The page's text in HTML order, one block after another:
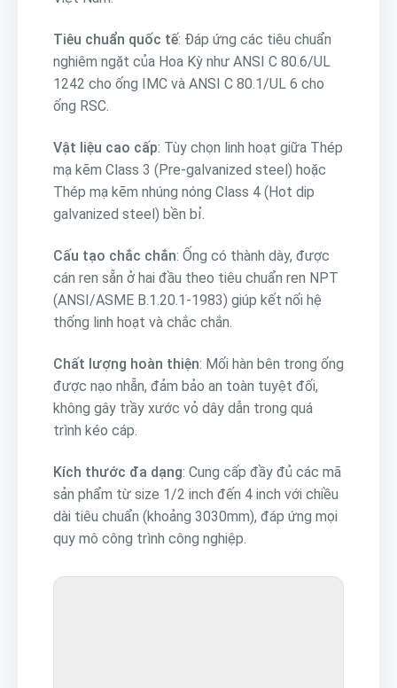
Tiêu chuẩn quốc tế: Đáp ứng các tiêu chuẩn
nghiêm ngặt của Hoa Kỳ như ANSI C 80.6/UL
1242 cho ống IMC và ANSI C 80.1/UL 6 cho
ống RSC.
Vật liệu cao cấp: Tùy chọn linh hoạt giữa Thép
mạ kẽm Class 3 (Pre-galvanized steel) hoặc
Thép mạ kẽm nhúng nóng Class 4 (Hot dip
galvanized steel) bền bỉ.
Cấu tạo chắc chắn: Ống có thành dày, được
cán ren sẵn ở hai đầu theo tiêu chuẩn ren NPT
(ANSI/ASME B.1.20.1-1983) giúp kết nối hệ
thống linh hoạt và chắc chắn.
Chất lượng hoàn thiện: Mối hàn bên trong ống
được nạo nhẵn, đảm bảo an toàn tuyệt đối,
không gây trầy xước vỏ dây dẫn trong quá
trình kéo cáp.
Kích thước đa dạng: Cung cấp đầy đủ các mã
sản phẩm từ size 1/2 inch đến 4 inch với chiều
dài tiêu chuẩn (khoảng 3030mm), đáp ứng mọi
quy mô công trình công nghiệp.